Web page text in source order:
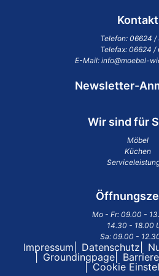
Kontakt
Telefon: 06624 /
Telefax: 06624 /
E-Mail: info@moebel-
Newsletter-
Wir sind für
Möbel
Küchen
Mo - Fr: 09.00 -
14.30 - 18.00
Sa: 09.00 -
Impressum Datenschutz
Groundingpage
Cookie